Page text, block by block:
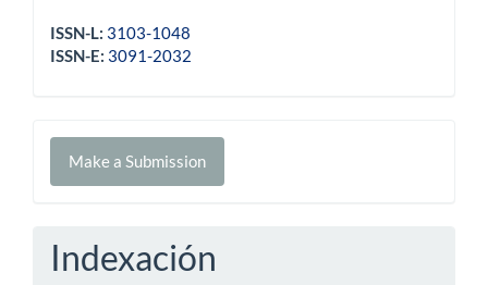
ISSN-L: 3103-1048
ISSN-E: 3091-2032
Make
Make a Submission
Indexación